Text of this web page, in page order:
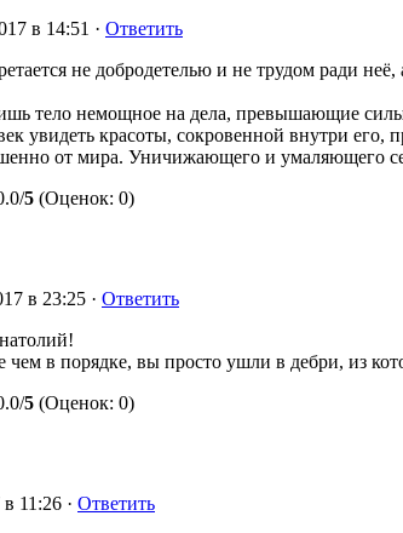
в 14:51 · Ответить
не добродетелью и не трудом ради
тело немощное на дела, превышающие
увидеть красоты, сокровенной внутри его,
от мира. Уничижающего и умаляющего
5 (Оценок: 0)
в 23:25 · Ответить
чем в порядке, вы просто ушли в дебри, из
5 (Оценок: 0)
11:26 · Ответить